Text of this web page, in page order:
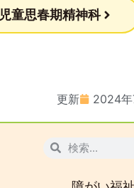
児童思春期精神科
更新 2024年